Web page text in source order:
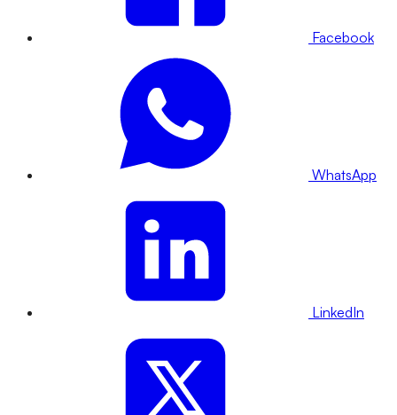
Facebook
WhatsApp
LinkedIn